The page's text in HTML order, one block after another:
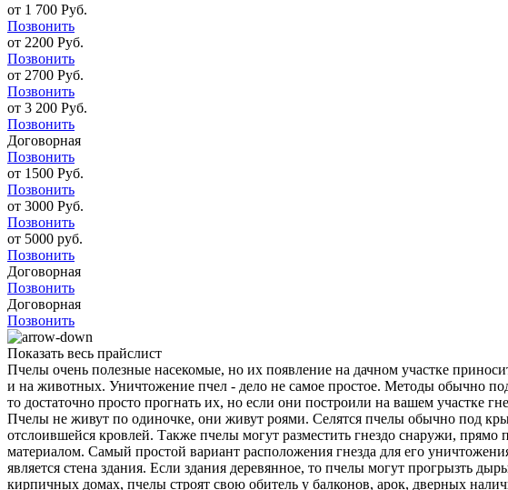
от 1 700 Руб.
Позвонить
от 2200 Руб.
Позвонить
от 2700 Руб.
Позвонить
от 3 200 Руб.
Позвонить
Договорная
Позвонить
от 1500 Руб.
Позвонить
от 3000 Руб.
Позвонить
от 5000 руб.
Позвонить
Договорная
Позвонить
Договорная
Позвонить
Показать весь прайслист
Пчелы очень полезные насекомые, но их появление на дачном участке
и на животных. Уничтожение пчел - дело не самое простое. Методы обычно
то достаточно просто прогнать их, но если они построили на вашем участке
Пчелы не живут по одиночке, они живут роями. Селятся пчелы обычно под
отслоившейся кровлей. Также пчелы могут разместить гнездо снаружи,
материалом. Самый простой вариант расположения гнезда для его
является стена здания. Если здания деревянное, то пчелы могут прогрызть
кирпичных домах, пчелы строят свою обитель у балконов, арок, дверных